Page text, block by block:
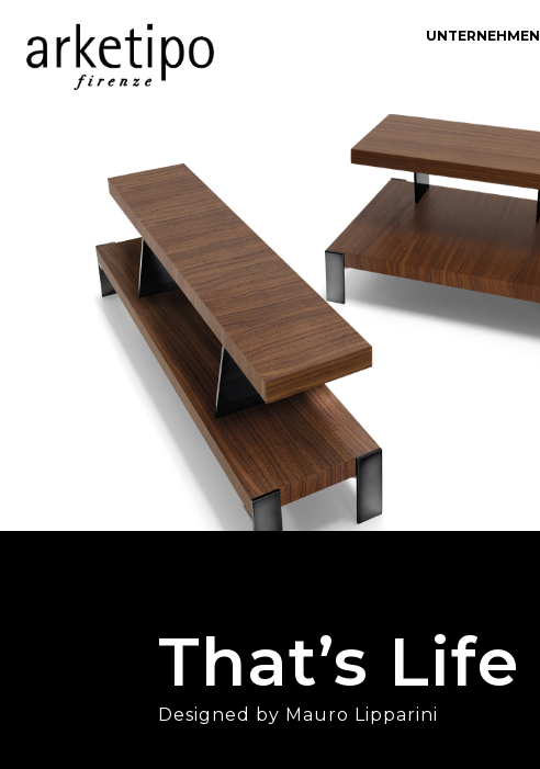
UNTERNEHMEN
That’s Life
Designed by Mauro Lipparini